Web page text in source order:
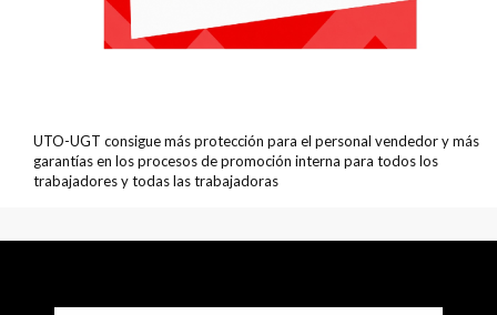
UTO-UGT consigue más protección para el personal vendedor y más
garantías en los procesos de promoción interna para todos los
trabajadores y todas las trabajadoras